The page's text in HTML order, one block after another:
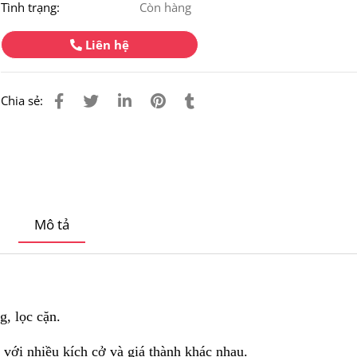
Tình trạng: Còn hàng
Liên hệ
Chia sẻ:
Mô tả
lọc cặn.
nhiều kích cở và giá thành khác nhau.